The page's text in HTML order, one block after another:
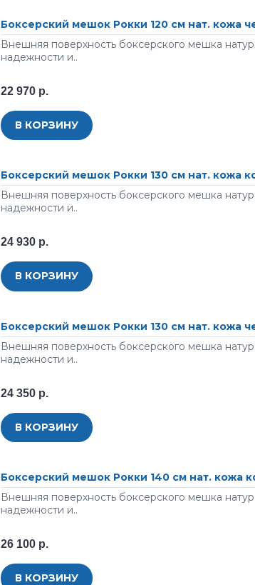
Боксерский мешок Рокки 120 см нат. кожа
Внешняя поверхность боксерского мешка
надежности и..
22 970 р.
В КОРЗИНУ
Боксерский мешок Рокки 130 см нат. кожа
Внешняя поверхность боксерского мешка
надежности и..
24 930 р.
В КОРЗИНУ
Боксерский мешок Рокки 130 см нат. кожа
Внешняя поверхность боксерского мешка
надежности и..
24 350 р.
В КОРЗИНУ
Боксерский мешок Рокки 140 см нат. кожа
Внешняя поверхность боксерского мешка
надежности и..
26 100 р.
В КОРЗИНУ